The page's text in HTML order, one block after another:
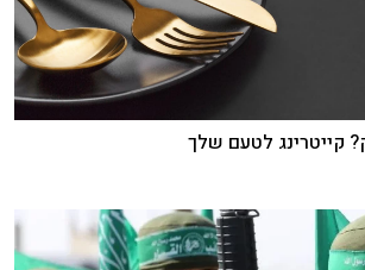
קייטרינג לטעם שלך